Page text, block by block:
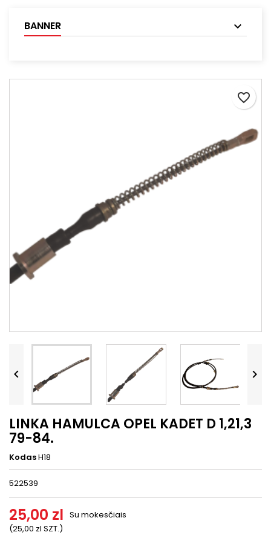
BANNER
favorite_border
 
 
LINKA HAMULCA OPEL KADET D 1,21,3
79-84.
KodasH18
522539
25,00 zl
(25,00 zl SZT.)
Su mokesčiais